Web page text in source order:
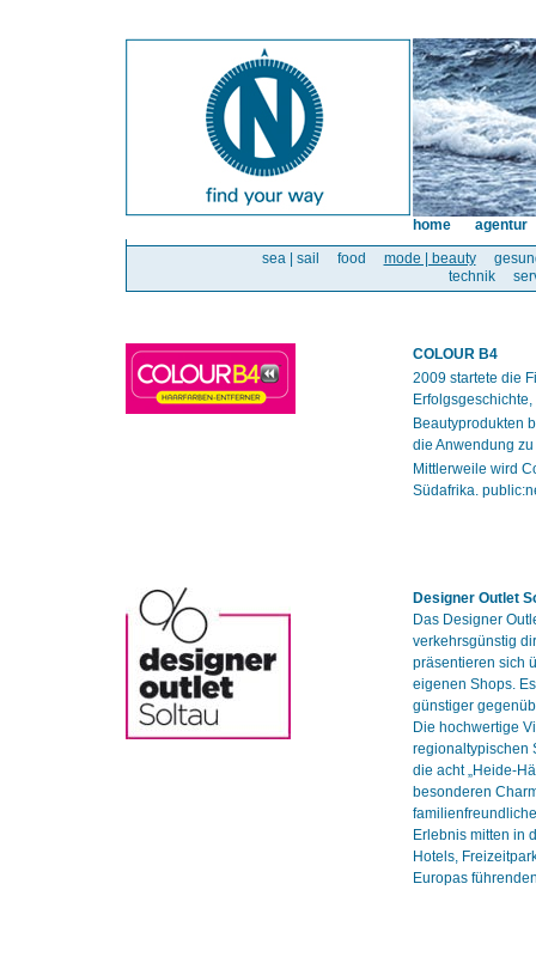
sea | sail food mode | beauty
technik
home agentur
COLOUR B4
2009 startete die
Beautyprodukten
die Anwendung
Mittlerweile wird
Südafrika.
Designer Outlet
Das Designer
verkehrsgünstig
präsentieren sich
eigenen Shops.
günstiger
Die hochwertige
regionaltypischen
die acht „Heide-
besonderen
Erlebnis mitten in
Hotels,
Europas